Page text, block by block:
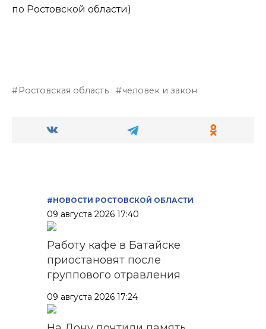
по Ростовской области)
Ростовская область человек и закон
#НОВОСТИ РОСТОВСКОЙ ОБЛАСТИ
09 августа 2026 17:40
Работу кафе в Батайске
приостановят после
группового отравления
09 августа 2026 17:24